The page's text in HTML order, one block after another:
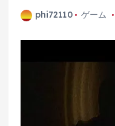
phi72110 ゲーム